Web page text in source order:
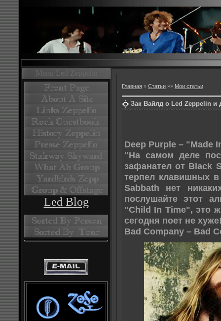
Menu Led Zeppelin
Led Blog
Главная » Статьи »» Мои статьи
Зак Вайлд о Led Zeppelin и
Deep Purple – "Made
"На самом деле
зафанател от Black
терпел клавишных
Sabbath нет
послушайте этот
"Child In Time", это
сегодня поет не
Bad Company – Bad